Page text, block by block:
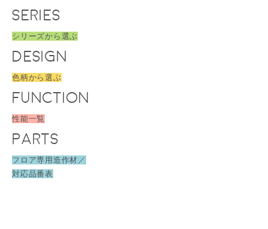
SERIES
シリーズから選ぶ
DESIGN
色柄から選ぶ
FUNCTION
性能一覧
PARTS
フロア専用造作材／
対応品番表